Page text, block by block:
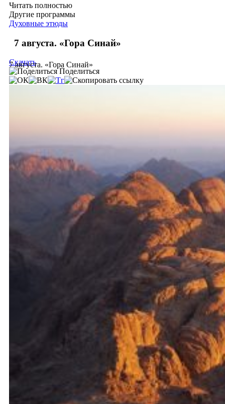
Читать полностью
Другие программы
Духовные этюды
7 августа. «Гора Синай»
7 августа. «Гора Синай»
Скачать
Поделиться